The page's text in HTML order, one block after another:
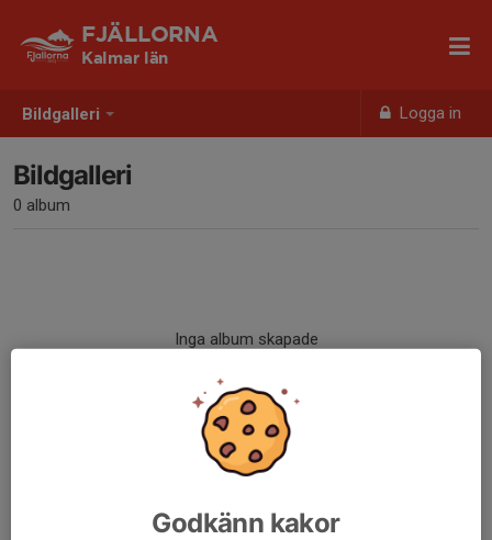
Bildgalleri Logga in
FJÄLLORNA
Kalmar län
Bildgalleri
0 album
Inga album skapade
Godkänn kakor